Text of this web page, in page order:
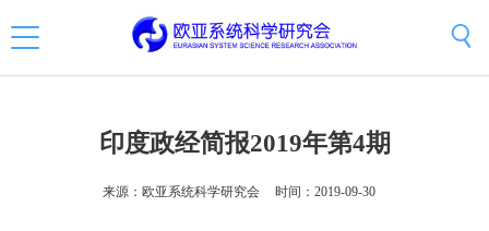
印度政经简报2019年第4期
来源：欧亚系统科学研究会 时间：2019-09-30